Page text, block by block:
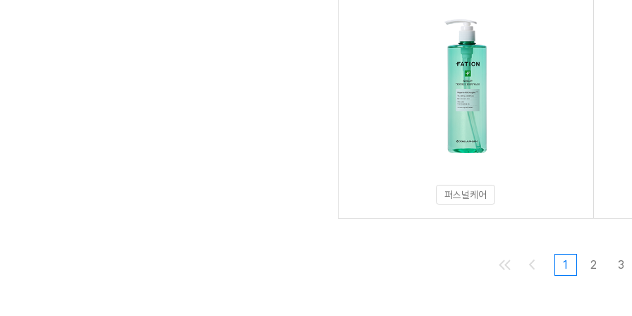
퍼스널케어
1 2 3